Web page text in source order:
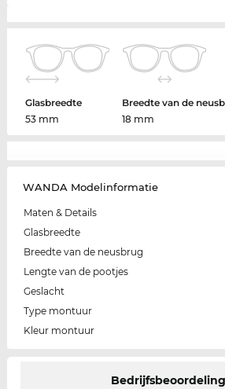
Glasbreedte
53 mm
Breedte van de
18 mm
WANDA Modelinformatie
Maten & Details
Glasbreedte
Breedte van de neusbrug
Lengte van de pootjes
Geslacht
Type montuur
Kleur montuur